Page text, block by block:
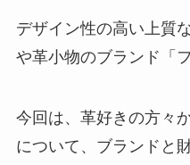
デザイン性の高い上質
や革小物のブランド「
今回は、革好きの方々
について、ブランドと